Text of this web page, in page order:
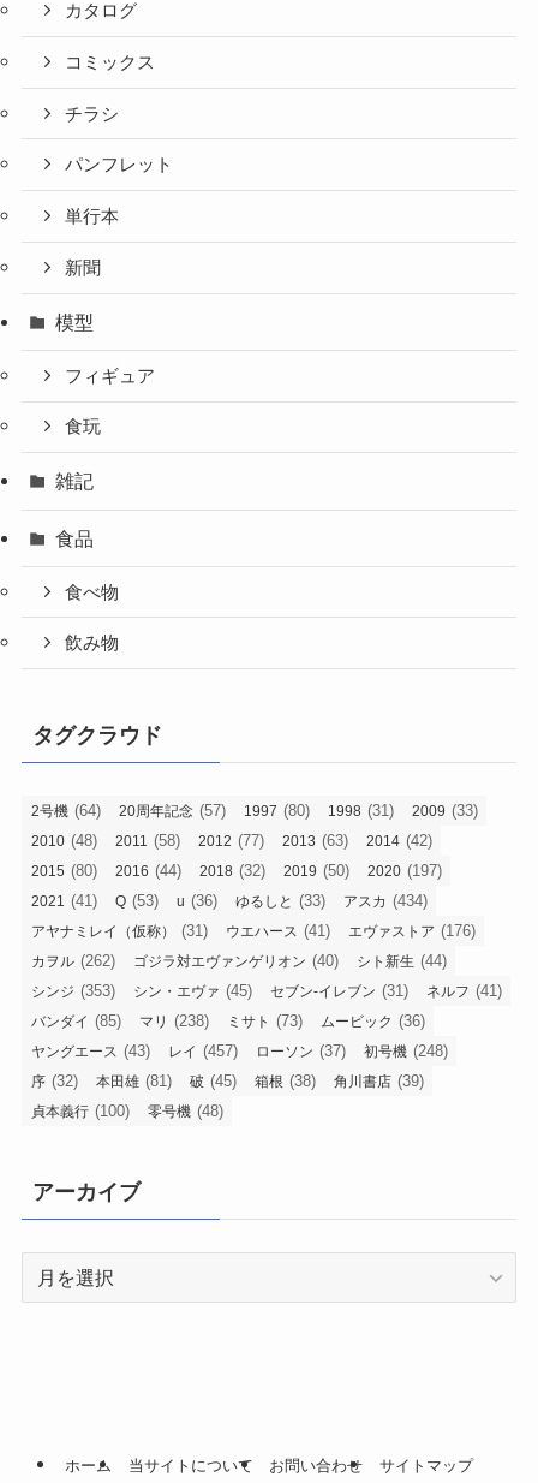
カタログ
コミックス
チラシ
パンフレット
単行本
新聞
模型
フィギュア
食玩
雑記
食品
食べ物
飲み物
タグクラウド
2号機 (64) 20周年記念 (57) 1997 (80) 1998 (31) 2009 (33)
2010 (48) 2011 (58) 2012 (77) 2013 (63) 2014 (42)
2015 (80) 2016 (44) 2018 (32) 2019 (50) 2020 (197)
2021 (41) Q (53) u (36) ゆるしと (33) アスカ (434)
アヤナミレイ（仮称） (31) ウエハース (41) エヴァストア (176)
カヲル (262) ゴジラ対エヴァンゲリオン (40) シト新生 (44)
シンジ (353) シン・エヴァ (45) セブン-イレブン (31) ネルフ (41)
バンダイ (85) マリ (238) ミサト (73) ムービック (36)
ヤングエース (43) レイ (457) ローソン (37) 初号機 (248)
序 (32) 本田雄 (81) 破 (45) 箱根 (38) 角川書店 (39)
貞本義行 (100) 零号機 (48)
アーカイブ
ホーム 当サイトについて お問い合わせ サイトマップ